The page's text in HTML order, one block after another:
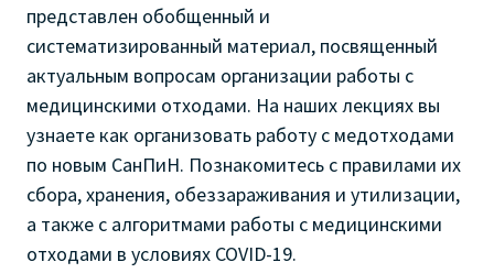
представлен обобщенный и
систематизированный материал, посвященный
актуальным вопросам организации работы с
медицинскими отходами. На наших лекциях вы
узнаете как организовать работу с медотходами
по новым СанПиН. Познакомитесь с правилами их
сбора, хранения, обеззараживания и утилизации,
а также с алгоритмами работы с медицинскими
отходами в условиях COVID-19.